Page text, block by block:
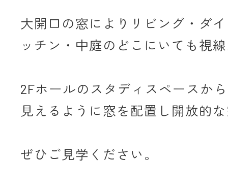
大開口の窓によりリビング・ダ
ッチン・中庭のどこにいても視
2Fホールのスタディスペースか
見えるように窓を配置し開放的
ぜひご見学ください。